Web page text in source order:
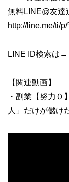
無料LINE@友
http://line.me/ti/
LINE ID検索は→
【関連動画】
・副業【努力０
人」だけが儲け